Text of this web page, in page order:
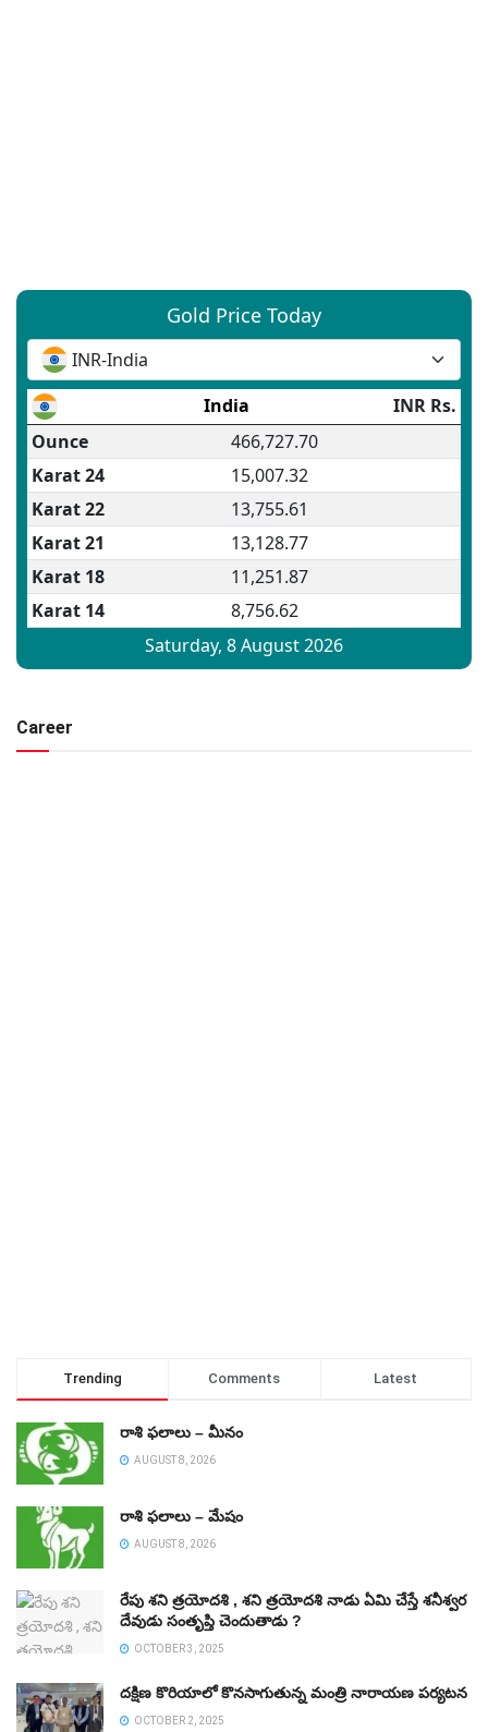
Career
Trending Comments Latest
రాశి ఫలాలు – మీనం
AUGUST 8, 2026
రాశి ఫలాలు – మేషం
AUGUST 8, 2026
రేపు శని త్రయోదశి , శని త్రయోదశి నాడు ఏమి చేస్తే శనీశ్వర
దేవుడు సంతృప్తి చెందుతాడు ?
OCTOBER 3, 2025
దక్షిణ కొరియాలో కొనసాగుతున్న మంత్రి నారాయణ పర్యటన
OCTOBER 2, 2025